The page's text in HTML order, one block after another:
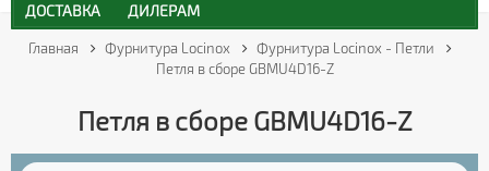
Главная Фурнитура Locinox
Фурнитура Locinox - Петли
Петля в сборе GBMU4D16-Z
Петля в сборе GBMU4D16-Z
ДОСТАВКА
ДИЛЕРАМ